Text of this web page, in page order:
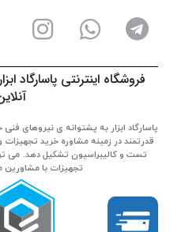
فروشگاه اینترنتی پاسارگاد
پاسارگاد ابزار به پشتوانه ی نیروهای
قدرتمند در زمینه مشاوره خرید
تست و کالیبراسیون تشکیل دهد. می
تجهیزات با مشاورین